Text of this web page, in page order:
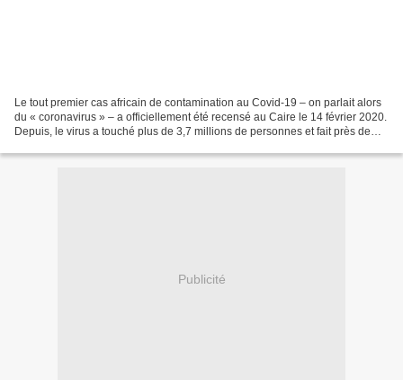
Le tout premier cas africain de contamination au Covid-19 – on parlait alors
du « coronavirus » – a officiellement été recensé au Caire le 14 février 2020.
Depuis, le virus a touché plus de 3,7 millions de personnes et fait près de
Publicité